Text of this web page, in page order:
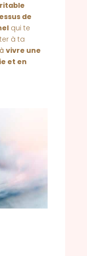
de
qui te
à ta
vivre une
et en